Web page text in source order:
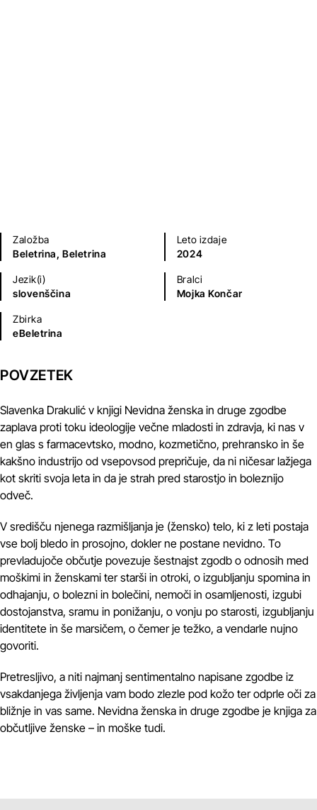
Založba
Beletrina,Beletrina
Leto izdaje
2024
Jezik(i)
slovenščina
Bralci
Mojka Končar
Zbirka
eBeletrina
POVZETEK
Slavenka Drakulić v knjigi Nevidna ženska in druge zgodbe
zaplava proti toku ideologije večne mladosti in zdravja, ki nas v
en glas s farmacevtsko, modno, kozmetično, prehransko in še
kakšno industrijo od vsepovsod prepričuje, da ni ničesar lažjega
kot skriti svoja leta in da je strah pred starostjo in boleznijo
odveč.
V središču njenega razmišljanja je (žensko) telo, ki z leti postaja
vse bolj bledo in prosojno, dokler ne postane nevidno. To
prevladujoče občutje povezuje šestnajst zgodb o odnosih med
moškimi in ženskami ter starši in otroki, o izgubljanju spomina in
odhajanju, o bolezni in bolečini, nemoči in osamljenosti, izgubi
dostojanstva, sramu in ponižanju, o vonju po starosti, izgubljanju
identitete in še marsičem, o čemer je težko, a vendarle nujno
govoriti.
Pretresljivo, a niti najmanj sentimentalno napisane zgodbe iz
vsakdanjega življenja vam bodo zlezle pod kožo ter odprle oči za
bližnje in vas same. Nevidna ženska in druge zgodbe je knjiga za
občutljive ženske – in moške tudi.